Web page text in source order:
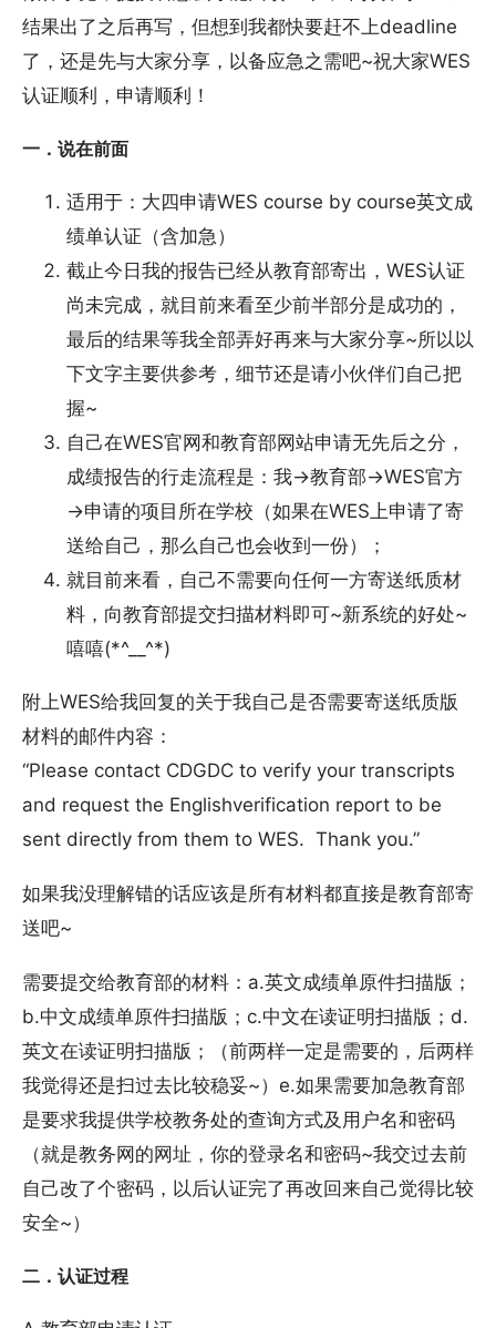
结果出了之后再写，但想到我都快要赶不上deadline
了，还是先与大家分享，以备应急之需吧~祝大家WES
认证顺利，申请顺利！
一．说在前面
适用于：大四申请WES course by course英文成
绩单认证（含加急）
截止今日我的报告已经从教育部寄出，WES认证
尚未完成，就目前来看至少前半部分是成功的，
最后的结果等我全部弄好再来与大家分享~所以以
下文字主要供参考，细节还是请小伙伴们自己把
握~
自己在WES官网和教育部网站申请无先后之分，
成绩报告的行走流程是：我→教育部→WES官方
→申请的项目所在学校（如果在WES上申请了寄
送给自己，那么自己也会收到一份）；
就目前来看，自己不需要向任何一方寄送纸质材
料，向教育部提交扫描材料即可~新系统的好处~
嘻嘻(*^__^*)
附上WES给我回复的关于我自己是否需要寄送纸质版
材料的邮件内容：
“Please contact CDGDC to verify your transcripts
and request the Englishverification report to be
sent directly from them to WES. Thank you.”
如果我没理解错的话应该是所有材料都直接是教育部寄
送吧~
需要提交给教育部的材料：a.英文成绩单原件扫描版；
b.中文成绩单原件扫描版；c.中文在读证明扫描版；d.
英文在读证明扫描版；（前两样一定是需要的，后两样
我觉得还是扫过去比较稳妥~）e.如果需要加急教育部
是要求我提供学校教务处的查询方式及用户名和密码
（就是教务网的网址，你的登录名和密码~我交过去前
自己改了个密码，以后认证完了再改回来自己觉得比较
安全~）
二．认证过程